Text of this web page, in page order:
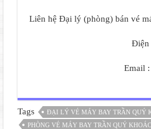
Liên hệ Đại lý (phòng) bán vé
Điện
Email :
Tags ĐẠI LÝ VÉ MÁY BAY TRẦN QUÝ
PHÒNG VÉ MÁY BAY TRẦN QUÝ